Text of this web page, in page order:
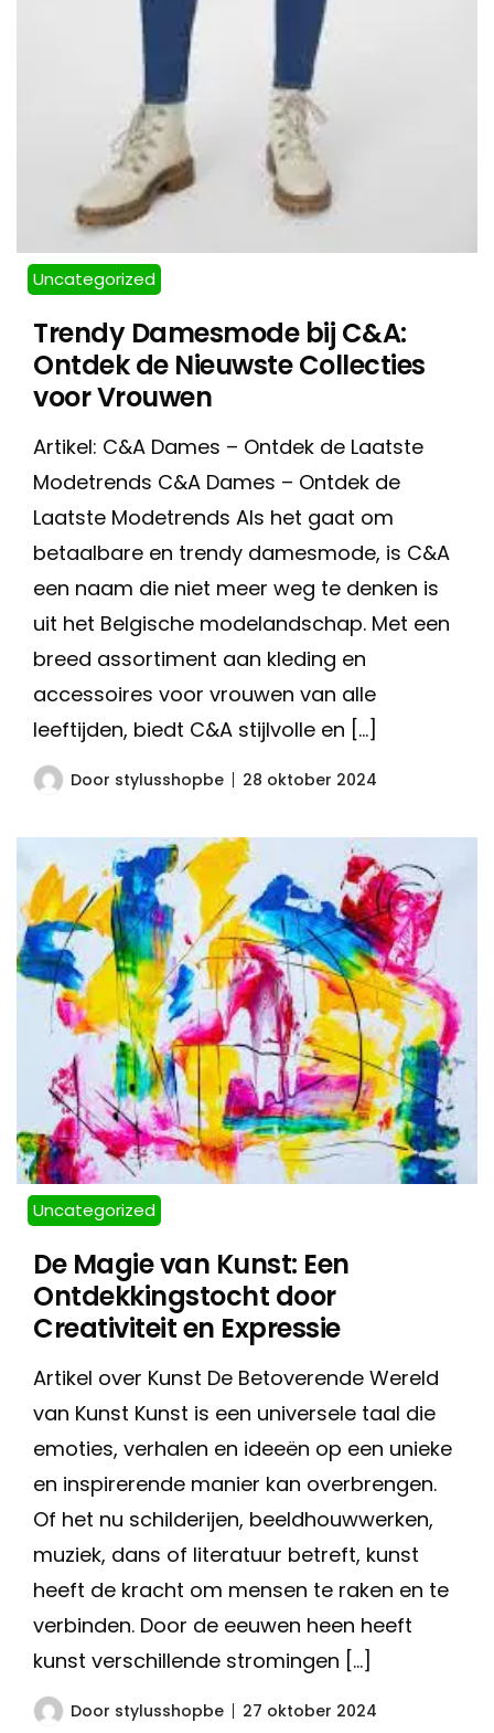
Uncategorized
Trendy Damesmode bij C&A:
Ontdek de Nieuwste Collecties
voor Vrouwen
Artikel: C&A Dames – Ontdek de Laatste
Modetrends C&A Dames – Ontdek de
Laatste Modetrends Als het gaat om
betaalbare en trendy damesmode, is C&A
een naam die niet meer weg te denken is
uit het Belgische modelandschap. Met een
breed assortiment aan kleding en
accessoires voor vrouwen van alle
leeftijden, biedt C&A stijlvolle en […]
Door stylusshopbe 28 oktober 2024
Uncategorized
De Magie van Kunst: Een
Ontdekkingstocht door
Creativiteit en Expressie
Artikel over Kunst De Betoverende Wereld
van Kunst Kunst is een universele taal die
emoties, verhalen en ideeën op een unieke
en inspirerende manier kan overbrengen.
Of het nu schilderijen, beeldhouwwerken,
muziek, dans of literatuur betreft, kunst
heeft de kracht om mensen te raken en te
verbinden. Door de eeuwen heen heeft
kunst verschillende stromingen […]
Door stylusshopbe 27 oktober 2024